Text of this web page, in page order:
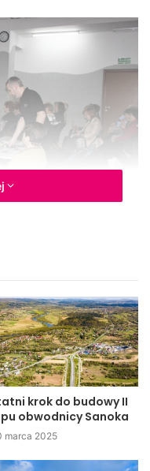
z pokazu filmów
niesztampowy
wieku.
pełnych
się wziąć życia we
szwedzki film
krok do budowy II
obwodnicy Sanoka
marca 2025